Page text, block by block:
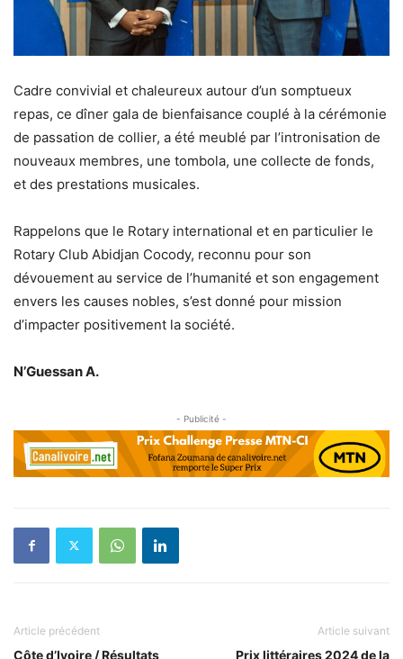
Cadre convivial et chaleureux autour d’un somptueux
repas, ce dîner gala de bienfaisance couplé à la cérémonie
de passation de collier, a été meublé par l’intronisation de
nouveaux membres, une tombola, une collecte de fonds,
et des prestations musicales.
Rappelons que le Rotary international et en particulier le
Rotary Club Abidjan Cocody, reconnu pour son
dévouement au service de l’humanité et son engagement
envers les causes nobles, s’est donné pour mission
d’impacter positivement la société.
N’Guessan A.
- Publicité -
Article précédent
Côte d’Ivoire / Résultats
Article suivant
Prix littéraires 2024 de la